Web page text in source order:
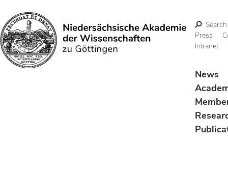
Search
Search
Press
Intranet
News